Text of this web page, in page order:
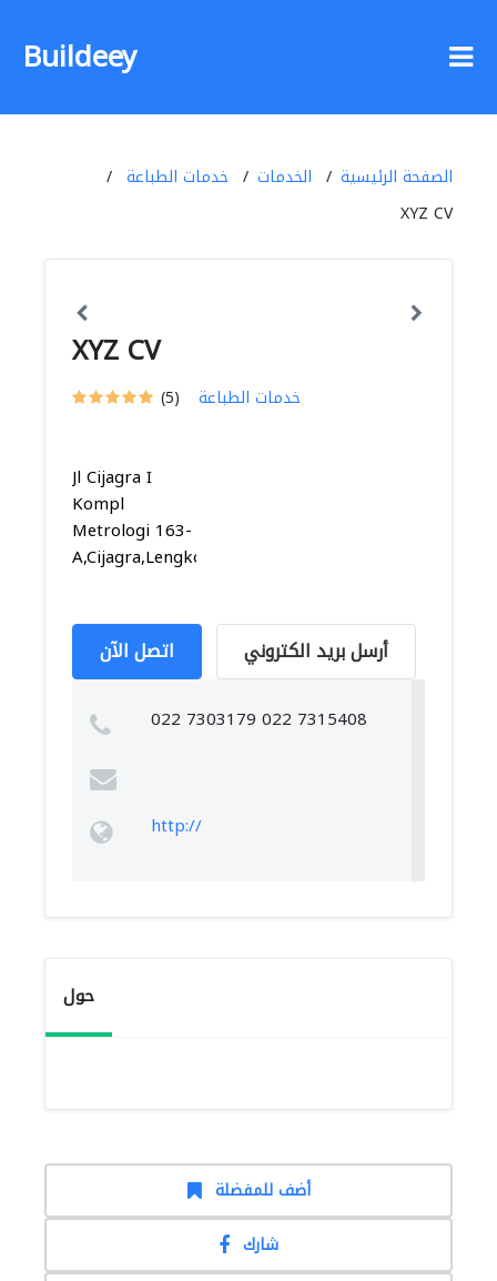
Buildeey
الصفحة الرئيسية الخدمات
خدمات الطباعة
XYZ CV
XYZ CV
(5) خدمات الطباعة
Jl Cijagra I
Kompl
Metrologi 163-
A,Cijagra,Lengkon...
اتصل الآن أرسل بريد الكتروني
022 7303179 022 7315408
http://
حول
أضف للمفضلة
شارك